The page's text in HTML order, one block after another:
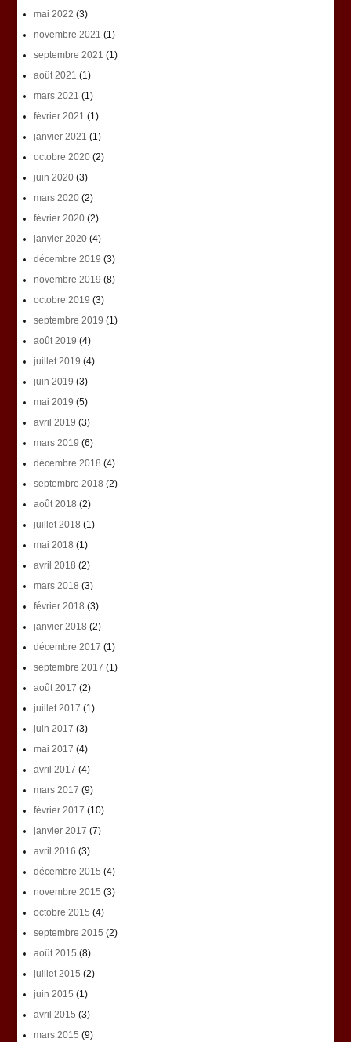
mai 2022 (3)
novembre 2021 (1)
septembre 2021 (1)
août 2021 (1)
mars 2021 (1)
février 2021 (1)
janvier 2021 (1)
octobre 2020(2)
juin 2020(3)
mars 2020(2)
février 2020(2)
janvier 2020(4)
décembre 2019 (3)
novembre 2019 (8)
octobre 2019 (3)
septembre 2019 (1)
août 2019 (4)
juillet 2019 (4)
juin 2019 (3)
mai 2019 (5)
avril 2019 (3)
mars 2019 (6)
décembre 2018 (4)
septembre 2018 (2)
août 2018 (2)
juillet 2018 (1)
mai 2018 (1)
avril 2018 (2)
mars 2018 (3)
février 2018 (3)
janvier 2018 (2)
décembre 2017 (1)
septembre 2017 (1)
août 2017 (2)
juillet 2017 (1)
juin 2017 (3)
mai 2017 (4)
avril 2017 (4)
mars 2017 (9)
février 2017 (10)
janvier 2017 (7)
avril 2016 (3)
décembre 2015 (4)
novembre 2015 (3)
octobre 2015 (4)
septembre 2015 (2)
août 2015 (8)
juillet 2015 (2)
juin 2015 (1)
avril 2015 (3)
mars 2015 (9)